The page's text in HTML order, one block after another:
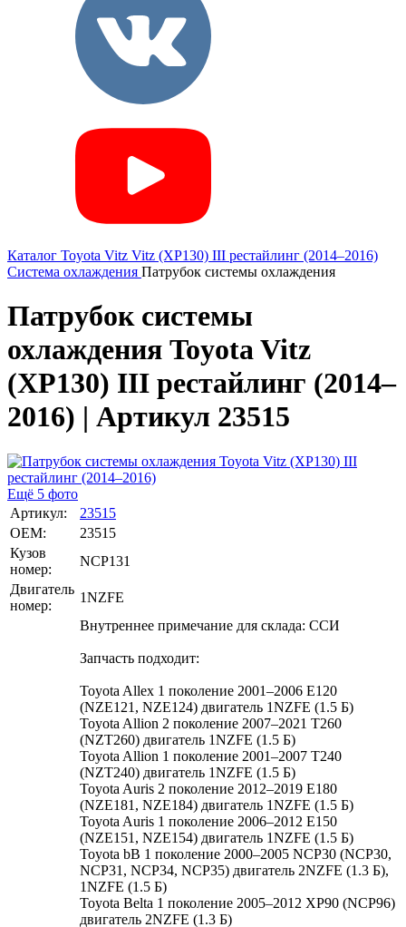
Каталог Toyota Vitz Vitz (XP130) III рестайлинг (2014–2016)
Система охлаждения Патрубок системы охлаждения
Патрубок системы
охлаждения Toyota Vitz
(XP130) III рестайлинг (2014–
2016) | Артикул 23515
Ещё 5 фото
Артикул:
23515
OEM:
23515
Кузов
номер:
NCP131
Двигатель
номер:
1NZFE
Внутреннее примечание для склада: ССИ
Запчасть подходит:
Toyota Allex 1 поколение 2001–2006 E120
(NZE121, NZE124) двигатель 1NZFE (1.5 Б)
Toyota Allion 2 поколение 2007–2021 T260
(NZT260) двигатель 1NZFE (1.5 Б)
Toyota Allion 1 поколение 2001–2007 T240
(NZT240) двигатель 1NZFE (1.5 Б)
Toyota Auris 2 поколение 2012–2019 E180
(NZE181, NZE184) двигатель 1NZFE (1.5 Б)
Toyota Auris 1 поколение 2006–2012 E150
(NZE151, NZE154) двигатель 1NZFE (1.5 Б)
Toyota bB 1 поколение 2000–2005 NCP30 (NCP30,
NCP31, NCP34, NCP35) двигатель 2NZFE (1.3 Б),
1NZFE (1.5 Б)
Toyota Belta 1 поколение 2005–2012 XP90 (NCP96)
двигатель 2NZFE (1.3 Б)